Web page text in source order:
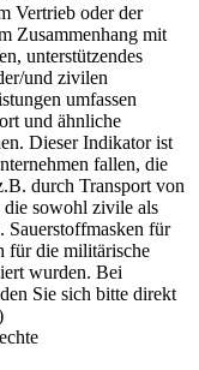
Vertrieb oder der
Zusammenhang mit
unterstützendes
und zivilen
umfassen
und ähnliche
Dieser Indikator ist
fallen, die
durch Transport von
die sowohl zivile als
Sauerstoffmasken für
für die militärische
wurden. Bei
Sie sich bitte direkt